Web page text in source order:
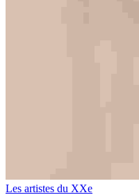
Les artistes du XXe